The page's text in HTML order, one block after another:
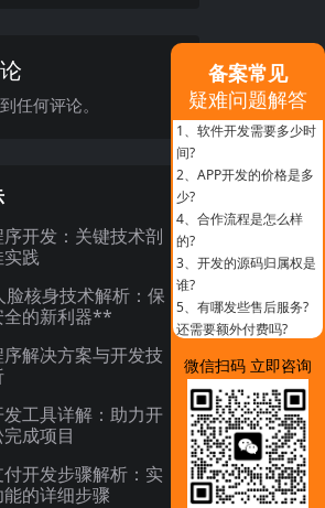
任何评论。
开发：关键技术剖
践
核身技术解析：保
全的新利器**
解决方案与开发技
工具详解：助力开
成项目
开发步骤解析：实
的详细步骤
备案常见
疑难问题解答
1、 软件开发需要多少时
间?
2、 APP开发的价格是多
少?
4、 合作流程是怎么样
的?
3、 开发的源码归属权是
谁?
5、 有哪发些售后服务?
还需要额外付费吗?
微信扫码 立即咨询